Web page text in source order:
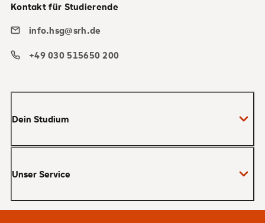
Dein Studium
Master
MBA
Unser Service
Bewerbung und Zulassung
Kontakt für Studierende
info.hsg@srh.de
+49 030 515650 200